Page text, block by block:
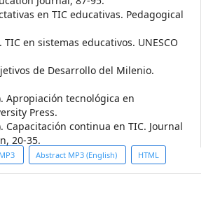
en TIC educativas. Pedagogical
TIC en sistemas educativos. UNESCO
de Desarrollo del Milenio.
Apropiación tecnológica en
Press.
Capacitación continua en TIC. Journal
20-35.
Abstract MP3 (English) HTML